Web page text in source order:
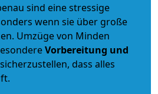
sind eine stressige
wenn sie über große
Umzüge von Minden
Vorbereitung und
dass alles